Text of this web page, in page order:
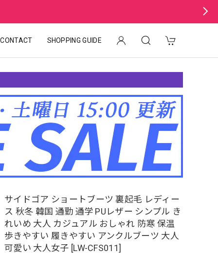
CONTACT SHOPPING GUIDE
サイドゴア ショートブーツ 裏起毛 レディー
ス 秋冬 韓国 通勤 通学 PUレザー シンプル き
れいめ 大人 カジュアル おしゃれ 防寒 保温
歩きやすい 履きやすい アンクルブーツ 大人
可愛い 大人女子 [LW-CFS011]